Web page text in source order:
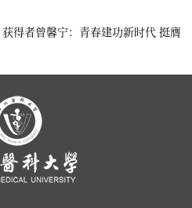
得者曾馨宁：青春建功新时代 挺膺